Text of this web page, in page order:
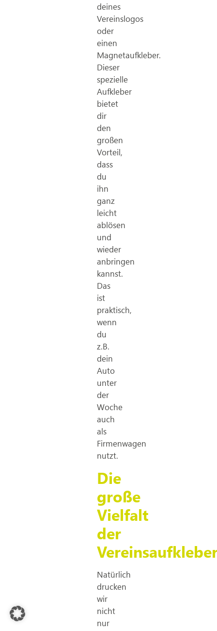
deines
Vereinslogos
oder
einen
Magnetaufkleber.
Dieser
spezielle
Aufkleber
bietet
dir
den
großen
Vorteil,
dass
du
ihn
ganz
leicht
ablösen
und
wieder
anbringen
kannst.
Das
ist
praktisch,
wenn
du
z.B.
dein
Auto
unter
der
Woche
auch
als
Firmenwagen
nutzt.
Die
große
Vielfalt
der
Natürlich
drucken
wir
nicht
nur